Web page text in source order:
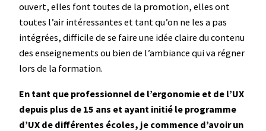
ouvert, elles font toutes de la promotion, elles ont
toutes l’air intéressantes et tant qu’on ne les a pas
intégrées, difficile de se faire une idée claire du contenu
des enseignements ou bien de l’ambiance qui va régner
lors de la formation.
En tant que professionnel de l’ergonomie et de l’UX
depuis plus de 15 ans et ayant initié le programme
d’UX de différentes écoles, je commence d’avoir un